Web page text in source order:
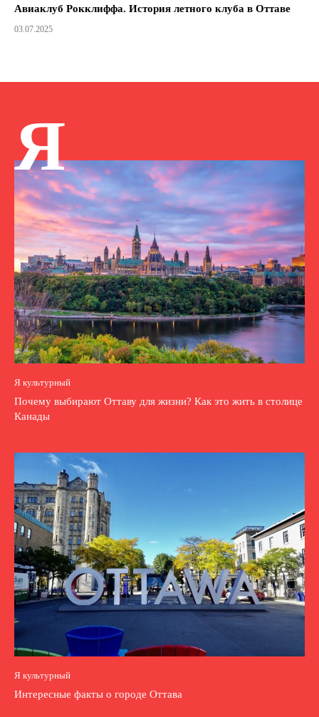
Авиаклуб Рокклиффа. История летного клуба в Оттаве
03.07.2025
Я
Я культурный
Почему выбирают Оттаву для жизни? Как это жить в столице
Канады
Я культурный
Интересные факты о городе Оттава